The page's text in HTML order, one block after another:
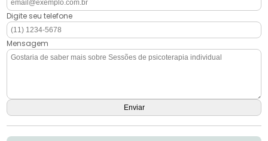
Digite seu telefone
Mensagem